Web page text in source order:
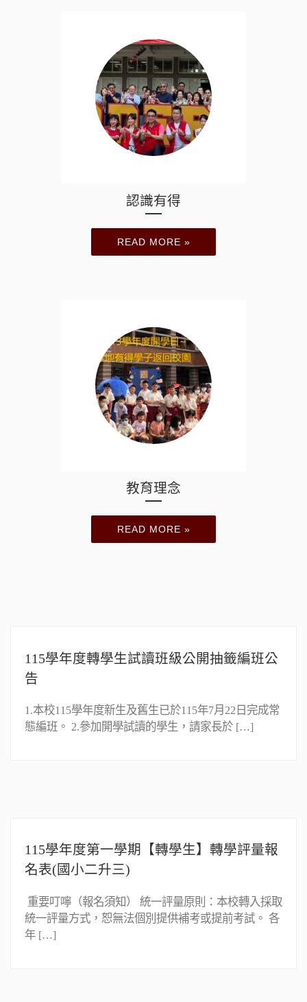
認識有得
READ MORE »
教育理念
READ MORE »
115學年度轉學生試讀班級公開抽籤編班公
告
1.本校115學年度新生及舊生已於115年7月22日完成常
態編班。 2.參加開學試讀的學生，請家長於 […]
115學年度第一學期【轉學生】轉學評量報
名表(國小二升三)
重要叮嚀（報名須知） 統一評量原則：本校轉入採取
統一評量方式，恕無法個別提供補考或提前考試。 各
年 […]